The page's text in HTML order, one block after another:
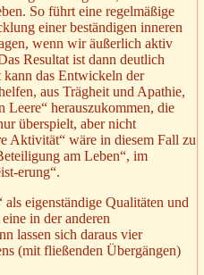
So führt eine regelmäßige
einer beständigen inneren
wenn wir äußerlich aktiv
Resultat ist dann deutlich
kann das Entwickeln der
aus Trägheit und Apathie,
Leere“ herauszukommen, die
überspielt, aber nicht
Aktivität“ wäre in diesem Fall zu
am Leben“, im
erung“.
eigenständige Qualitäten und
in der anderen
lassen sich daraus vier
(mit fließenden Übergängen)